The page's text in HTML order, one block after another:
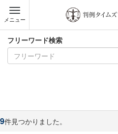
メニュー
フリーワード検索
9件見つかりました。